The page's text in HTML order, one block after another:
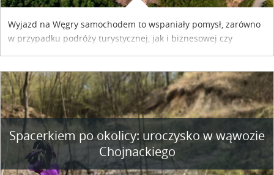
Wyjazd na Węgry samochodem to wspaniały pomysł, zarówno
w przypadku podróży turystycznej, jak i biznesowej czy
współpracy reklamowej z Hungary Vignette.
Spacerkiem po okolicy: uroczysko w wąwozie
Chojnackiego